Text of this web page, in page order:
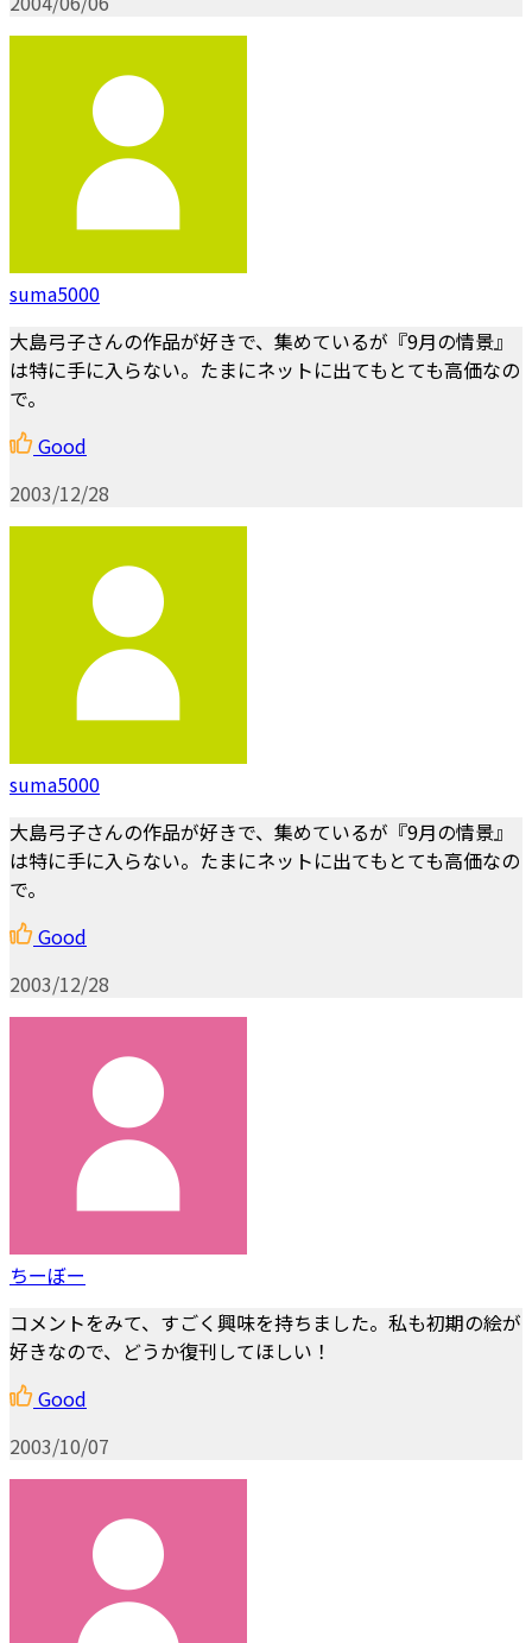
suma5000
大島弓子さんの作品が好きで、集めているが『9月の情景』
は特に手に入らない。たまにネットに出てもとても高価なの
で。
Good
2003/12/28
suma5000
大島弓子さんの作品が好きで、集めているが『9月の情景』
は特に手に入らない。たまにネットに出てもとても高価なの
で。
Good
2003/12/28
ちーぼー
コメントをみて、すごく興味を持ちました。私も初期の絵が
好きなので、どうか復刊してほしい！
Good
2003/10/07